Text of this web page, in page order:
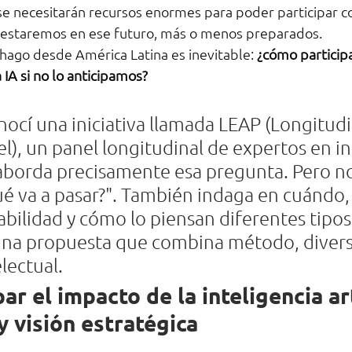
necesitarán recursos enormes para poder participar
en ese futuro, más o menos preparados.
desde América Latina es inevitable: ¿cómo
si no lo anticipamos?
una iniciativa llamada LEAP
un panel longitudinal de expertos en
precisamente esa pregunta. Pero
va a pasar?". También indaga en
y cómo lo piensan diferentes
propuesta que combina método,
el impacto de la inteligencia
visión estratégica